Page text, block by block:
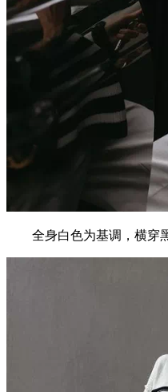
全身白色为基调，横穿黑